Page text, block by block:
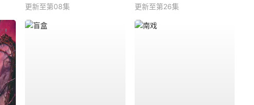
更新至第08集
更新至第26集